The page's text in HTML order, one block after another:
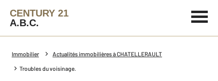
CENTURY 21
A.B.C.
Immobilier Actualités immobilières à CHATELLERAULT
Troubles du voisinage.